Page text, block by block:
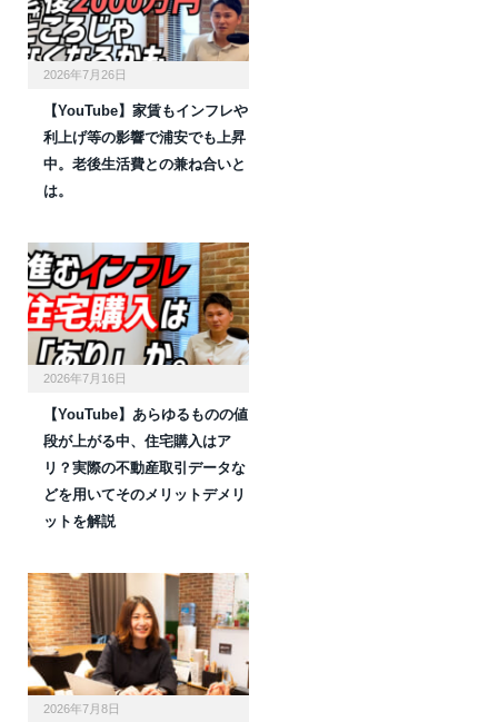
2026年7月26日
【YouTube】家賃もインフレや
利上げ等の影響で浦安でも上昇
中。老後生活費との兼ね合いと
は。
2026年7月16日
【YouTube】あらゆるものの値
段が上がる中、住宅購入はア
リ？実際の不動産取引データな
どを用いてそのメリットデメリ
ットを解説
2026年7月8日